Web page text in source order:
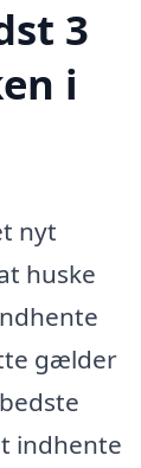
3
i
nyt
huske
gælder
indhente